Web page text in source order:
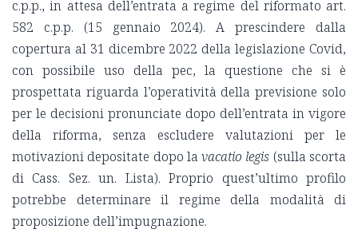
c.p.p., in attesa dell’entrata a regime del riformato art.
582 c.p.p. (15 gennaio 2024). A prescindere dalla
copertura al 31 dicembre 2022 della legislazione Covid,
con possibile uso della pec, la questione che si è
prospettata riguarda l’operatività della previsione solo
per le decisioni pronunciate dopo dell’entrata in vigore
della riforma, senza escludere valutazioni per le
motivazioni depositate dopo lavacatio legis (sulla scorta
di Cass. Sez. un. Lista). Proprio quest’ultimo profilo
potrebbe determinare il regime della modalità di
proposizione dell’impugnazione.